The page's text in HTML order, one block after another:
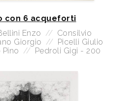
con 6 acqueforti
Enzo // Consilvio
Giorgio // Picelli Giulio
Pino // Pedroli Gigi - 200